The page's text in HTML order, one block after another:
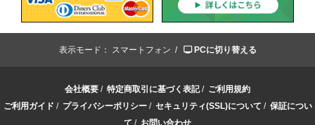
表示モード： スマートフォン / PCに切り替える
会社概要 / 特定商取引に基づく表記/ ご利用規約
ご利用ガイド / プライバシーポリシー/ セキュリティ(SSL)について / 保証につい